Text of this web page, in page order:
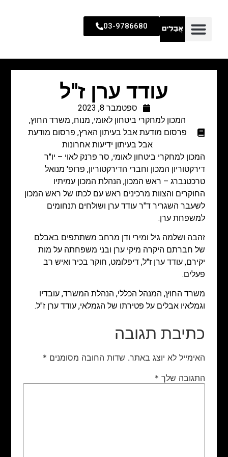
03-9786680
עודד ערן ז"ל
ספטמבר 8, 2023
המכון למחקרי ביטחון לאומי, מנוח, משרד החוץ,
פרסום מודעת אבל בעיתון הארץ, פרסום מודעת
אבל בעיתון ידיעות אחרונות
המכון למחקרי ביטחון לאומי, סר פרנק לאוי – יו"ר
דירקטוריון המכון וחברי הדירקטוריון, פרופ' מנואל
טרכטנברג – ראש המכון, הנהלת המכון עמיתיו
החוקרים והצוות מרכינים ראש עם לכתו של ראש המכון
לשעבר השגריר ד"ר עודד ערן ושולחים תנחומים
למשפחת ערן.
זהבה ושלמה גיל ומירי ודן מרחב משתתפים באבלם
של חברתם היקרה מיקי ערן ובני משפחתה על מות
יקירם, עודד ערן ז"ל, דיפלומט, חוקר בכיר ואיש רב
פעלים.
משרד החוץ, המנהל הכללי, הנהלת המשרד, עובדיו
וגמלאיו אבלים על פטירתו של הגמלאי, עודד ערן ז"ל.
כתיבת תגובה
האימייל לא יוצג באתר. שדות החובה מסומנים *
התגובה שלך *